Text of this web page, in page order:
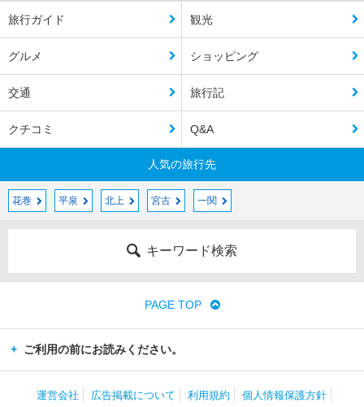
旅行ガイド 観光
グルメ ショッピング
交通 旅行記
クチコミ Q&A
人気の旅行先
花巻 平泉 北上 宮古 一関
キーワード検索
PAGE TOP
ご利用の前にお読みください。
運営会社 広告掲載について 利用規約 個人情報保護方針